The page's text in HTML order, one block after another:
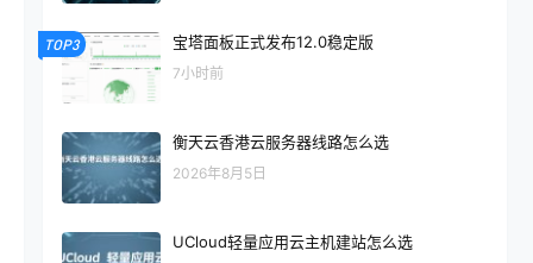
TOP3 宝塔面板正式发布12.0稳定版
7小时前
衡天云香港云服务器线路怎么选
2026年8月5日
UCloud轻量应用云主机建站怎么选